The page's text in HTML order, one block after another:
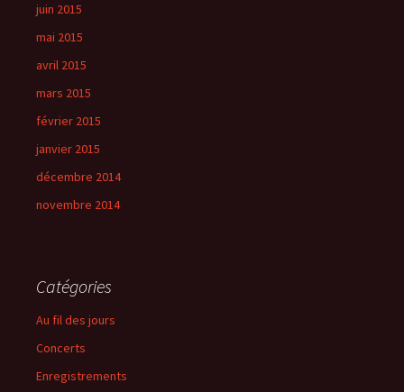
juin 2015
mai 2015
avril 2015
mars 2015
février 2015
janvier 2015
décembre 2014
novembre 2014
Catégories
Au fil des jours
Concerts
Enregistrements